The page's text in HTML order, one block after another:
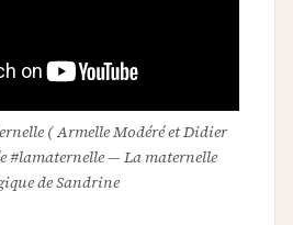
( Armelle Modéré et Didier
#lamaternelle — La maternelle
de Sandrine